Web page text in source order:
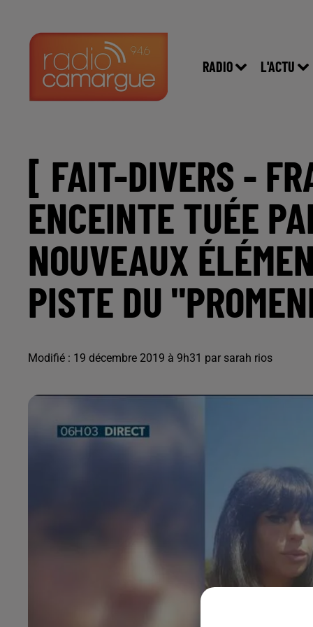
RADIO L'ACTU
[ FAIT-DIVERS -
ENCEINTE TUÉE
NOUVEAUX
PISTE DU
Modifié : 19 décembre 2019 à 9h31 par sarah rios